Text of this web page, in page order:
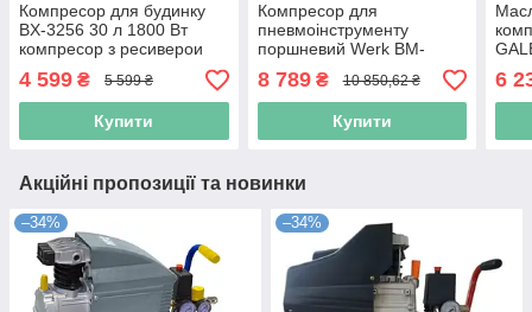
Компресор для будинку
BX-3256 30 л 1800 Вт
компресор з ресиверои
компресор повітряний
4 599 ₴ 5 599 ₴
Купити
Компресор для
пневмоінструменту
поршневий Werk BM-
2T24N 1500 Вт 200 л/хв
поршневий коспресор з
повітряним охолодженням
8 789₴ 10 850,62 ₴
Купити
6
Акційні пропозиції та новинки
–34% –34%